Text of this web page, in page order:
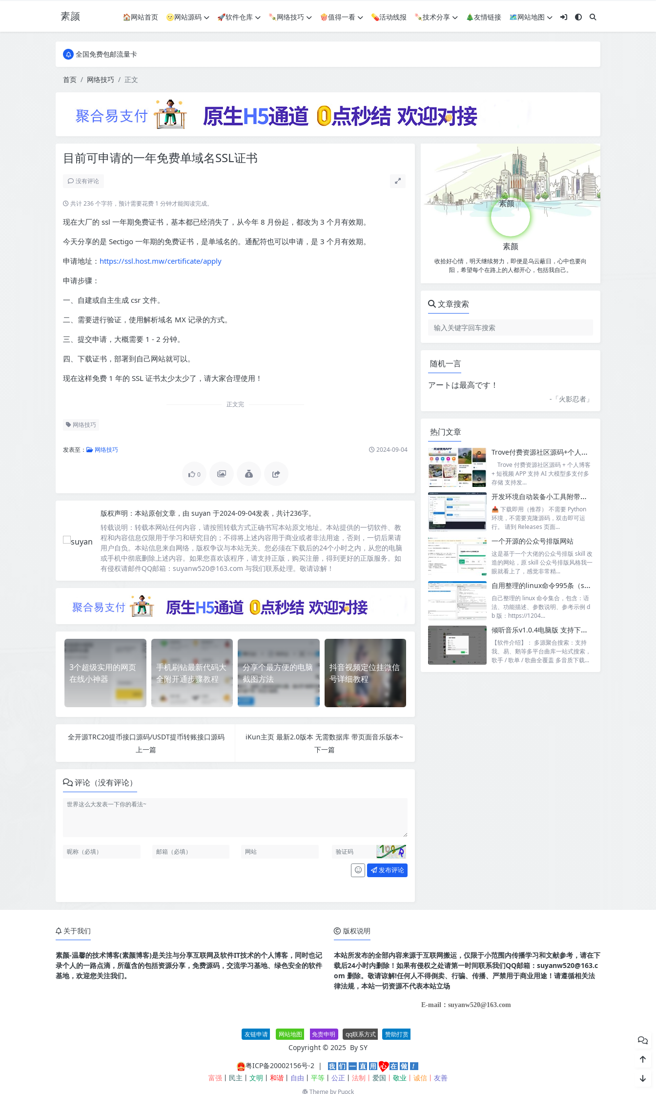
素颜 🏠网站首页 🌝网站源码 🚀软件仓库 🍡网络技巧 🍿值得一看 💊活动线报 🍡技术分享 🎄友情链接
🗺网站地图
全国免费包邮流量卡
全国免费包邮流量卡
首页
网络技巧 正文
目前可申请的一年免费单域名SSL证书
没有评论
共计 236 个字符，预计需要花费 1 分钟才能阅读完成。
现在大厂的 ssl 一年期免费证书，基本都已经消失了，从今年 8 月份起，都改为 3 个月有效期。
今天分享的是 Sectigo 一年期的免费证书，是单域名的。通配符也可以申请，是 3 个月有效期。
申请地址： https://ssl.host.mw/certificate/apply
申请步骤：
一、自建或自主生成 csr 文件。
二、需要进行验证，使用解析域名 MX 记录的方式。
三、提交申请，大概需要 1 - 2 分钟。
四、下载证书，部署到自己网站就可以。
现在这样免费 1 年的 SSL 证书太少太少了，请大家合理使用！
正文完
网络技巧
发表至： 网络技巧 2024-09-04
0
版权声明： 本站原创文章，由 suyan 于2024-09-04发表，共计236字。
转载说明： 转载本网站任何内容，请按照转载方式正确书写本站原文地址。本站提供的一切软件、教
程和内容信息仅限用于学习和研究目的；不得将上述内容用于商业或者非法用途，否则，一切后果请
用户自负。本站信息来自网络，版权争议与本站无关。您必须在下载后的24个小时之内，从您的电脑
或手机中彻底删除上述内容。如果您喜欢该程序，请支持正版，购买注册，得到更好的正版服务。如
有侵权请邮件QQ邮箱：suyanw520@163.com 与我们联系处理。敬请谅解！
3个超级实用的网页
在线小神器
手机刷钻最新代码大
全附开通步骤教程
分享个最方便的电脑
截图方法
抖音视频定位挂微信
号详细教程
全开源TRC20提币接口源码/USDT提币转账接口源码
上一篇
iKun主页 最新2.0版本 无需数据库 带页面音乐版本~
下一篇
评论（没有评论）
发布评论
素颜
收拾好心情，明天继续努力，即便是乌云蔽日，心中也要向
阳，希望每个在路上的人都开心，包括我自己。
文章搜索
随机一言
アートは最高です！
-「火影忍者 」
热门文章
Trove付费资源社区源码+个人博客+短视频 APP 支持AI大模型多支付多存储
Trove 付费资源社区源码 + 个人博客
+ 短视频 APP 支持 AI 大模型多支付多
存储 支持发...
开发环境自动装备小工具附带源码
📥 下载即用（推荐） 不需要 Python
环境，不需要克隆源码，双击即可运
行。 请到 Releases 页面...
一个开源的公众号排版网站
这是基于一个大佬的公众号排版 skill 改
造的网站，原 skill 公众号排版风格我一
眼就看上了，感觉非常精...
自用整理的linux命令995条（sql+excel）
自己整理的 linux 命令集合，包含：语
法、功能描述、参数说明、参考示例 d
b 版：https://1204...
倾听音乐v1.0.4电脑版 支持下载无损音质 可听可下有歌词
【软件介绍】： 多源聚合搜索：支持
我、易、鹅等多平台曲库一站式搜索，
歌手 / 歌单 / 歌曲全覆盖 多音质下载...
关于我们
素颜-温馨的技术博客(素颜博客)是关注与分享互联网及软件IT技术的个人博客，同时也记
录个人的一路点滴，所蕴含的包括资源分享，免费源码，交流学习基地、绿色安全的软件
基地，欢迎您关注我们。
版权说明
本站所发布的全部内容来源于互联网搬运，仅限于小范围内传播学习和文献参考，请在下
载后24小时内删除！如果有侵权之处请第一时间联系我们QQ邮箱：suyanw520@163.c
om 删除。敬请谅解!任何人不得倒卖、行骗、传播、严禁用于商业用途！请遵循相关法
律法规，本站一切资源不代表本站立场
E-mail：suyanw520@163.com
友链申请 网站地图 免责申明 qq联系方式 赞助打赏
Copyright © 2025 By SY
粤ICP备20002156号-2 |
富强 丨 民主 丨 文明 丨 和谐 丨 自由 丨 平等 丨 公正 丨 法制丨 爱国 丨 敬业 丨 诚信 丨 友善
Theme by Puock